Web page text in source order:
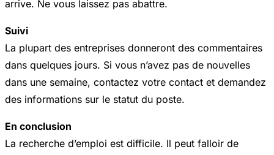
arrive. Ne vous laissez pas abattre.
Suivi
La plupart des entreprises donneront des commentaires
dans quelques jours. Si vous n’avez pas de nouvelles
dans une semaine, contactez votre contact et demandez
des informations sur le statut du poste.
En conclusion
La recherche d’emploi est difficile. Il peut falloir de